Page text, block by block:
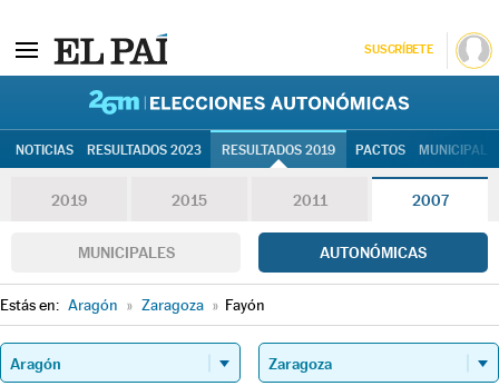
SUSCRÍBETE
NOTICIAS RESULTADOS 2023 RESULTADOS 2019 PACTOS
2019 2015 2011 2007
MUNICIPALES AUTONÓMICAS
Estás en: Aragón » Zaragoza » Fayón